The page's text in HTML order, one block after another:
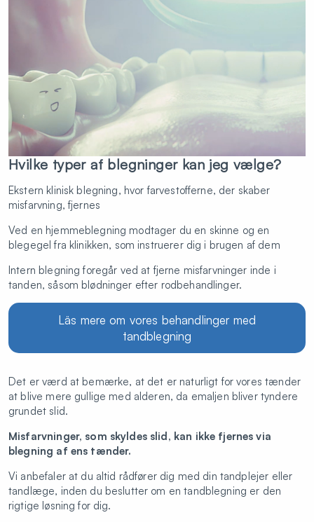
Hvilke typer af blegninger kan jeg vælge?
Ekstern klinisk blegning, hvor farvestofferne, der skaber
misfarvning, fjernes
Ved en hjemmeblegning modtager du en skinne og en
blegegel fra klinikken, som instruerer dig i brugen af dem
Intern blegning foregår ved at fjerne misfarvninger inde i
tanden, såsom blødninger efter rodbehandlinger.
Läs mere om vores behandlinger med
tandblegning
Det er værd at bemærke, at det er naturligt for vores tænder
at blive mere gullige med alderen, da emaljen bliver tyndere
grundet slid.
Misfarvninger, som skyldes slid, kan ikke fjernes via
blegning af ens tænder.
Vi anbefaler at du altid rådfører dig med din tandplejer eller
tandlæge, inden du beslutter om en tandblegning er den
rigtige løsning for dig.